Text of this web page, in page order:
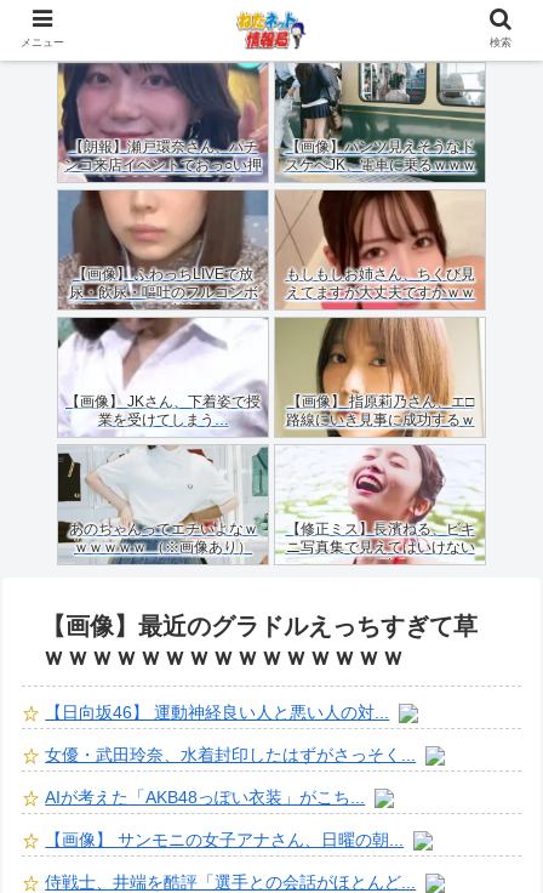
【朗報】瀬戸環奈さん、パチ
ンコ来店イベントでおっ○い押
しつけてくれる（画像あり）
【画像】パンツ見えそうなド
スケベJK、電車に乗るｗｗｗ
ｗｗｗｗｗｗｗｗｗｗｗｗ
【画像】 ふわっちLIVEで放
尿・飲尿・嘔吐のフルコンボ
配信した女のご尊顔がこちら
ｗｗｗｗ
もしもしお姉さん、ちくび見
えてますが大丈夫ですかｗｗ
ｗｗｗｗ
【画像】 JKさん、下着姿で授
業を受けてしまう…
【画像】 指原莉乃さん、エ□
路線にいき見事に成功するｗ
ｗｗ
あのちゃんってエチいよなｗ
ｗｗｗｗｗ （※画像あり）
【修正ミス】長濱ねる、ビキ
ニ写真集で見えてはいけない
ものが映る…
【画像】最近のグラドルえっちすぎて草
ｗｗｗｗｗｗｗｗｗｗｗｗｗｗｗ
【日向坂46】 運動神経良い人と悪い人の対...
女優・武田玲奈、水着封印したはずがさっそく...
AIが考えた「AKB48っぽい衣装」がこち...
【画像】 サンモニの女子アナさん、日曜の朝...
侍戦士、井端を酷評「選手との会話がほとんど...
メニュー 検索